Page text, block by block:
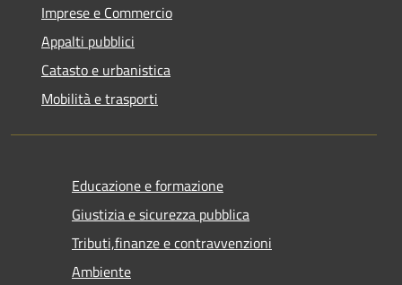
Imprese e Commercio
Appalti pubblici
Catasto e urbanistica
Mobilità e trasporti
Educazione e formazione
Giustizia e sicurezza pubblica
Tributi,finanze e contravvenzioni
Ambiente